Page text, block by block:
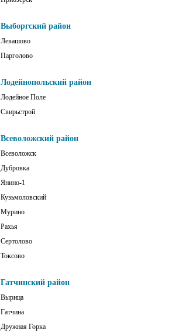
Выборгский район
Левашово
Парголово
Лодейнопольский район
Лодейное Поле
Свирьстрой
Всеволожский район
Всеволожск
Дубровка
Янино-1
Кузьмоловский
Мурино
Рахья
Сертолово
Токсово
Гатчинский район
Вырица
Гатчина
Дружная Горка